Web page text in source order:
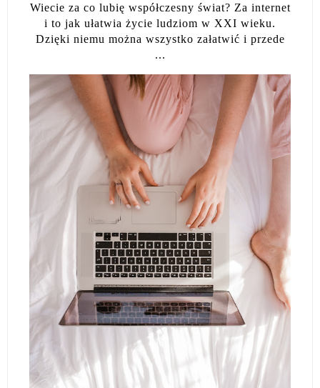
Wiecie za co lubię współczesny świat? Za internet
i to jak ułatwia życie ludziom w XXI wieku.
Dzięki niemu można wszystko załatwić i przede
...